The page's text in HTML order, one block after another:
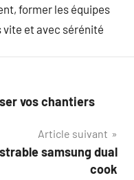
former les équipes
vite et avec sérénité
vos chantiers
Article suivant
samsung dual
cook